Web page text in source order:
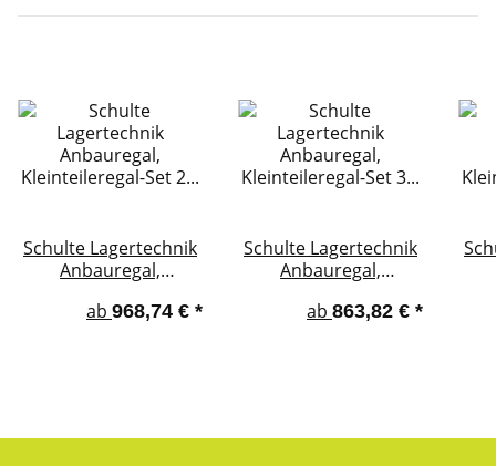
Schulte Lagertechnik
Anbauregal,
MULTIplus150,
(83x186x300 mm)
ab 968,74 € *
Schulte Lagertechnik
Anbauregal,
MULTIplus150,
ab 863,82 € *